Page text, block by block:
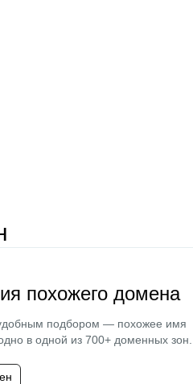
похожего домена
подбором — похожее имя
в одной из 700+ доменных зон.